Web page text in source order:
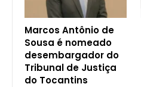
Marcos Antônio de
Sousa é nomeado
desembargador do
Tribunal de Justiça
do Tocantins